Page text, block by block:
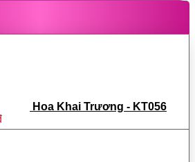
Hoa Khai Trương - KT056